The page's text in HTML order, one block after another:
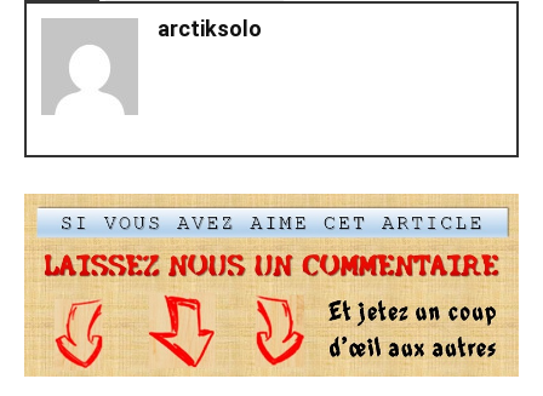
arctiksolo